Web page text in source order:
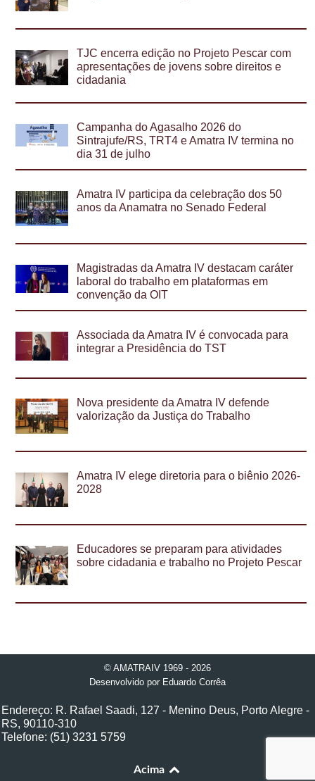
TJC encerra edição no Projeto Pescar com
apresentações de jovens sobre direitos e
cidadania
Campanha do Agasalho 2026 do
Sintrajufe/RS, TRT4 e Amatra IV termina no
dia 31 de julho
Amatra IV participa da celebração dos 50
anos da Anamatra no Senado Federal
Magistradas da Amatra IV destacam caráter
laboral do trabalho em plataformas em
convenção da OIT
Associada da Amatra IV é convocada para
integrar a Presidência do TST
Nova presidente da Amatra IV defende
valorização da Justiça do Trabalho
Amatra IV elege diretoria para o biênio 2026-
2028
Educadores se preparam para atividades
sobre cidadania e trabalho no Projeto Pescar
© AMATRAIV 1969 - 2026
Desenvolvido por Eduardo Corrêa
Endereço: R. Rafael Saadi, 127 - Menino Deus, Porto Alegre -
RS, 90110-310
Telefone: (51) 3231 5759
Acima